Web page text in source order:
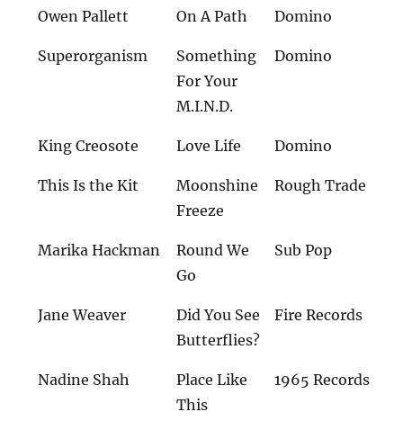
Owen Pallett On A Path Domino
Superorganism
Something
For Your
M.I.N.D.
Domino
King Creosote Love Life Domino
This Is the Kit
Moonshine
Freeze
Rough Trade
Marika Hackman
Round We
Go
Sub Pop
Jane Weaver
Did You See
Butterflies?
Fire Records
Nadine Shah
Place Like
This
1965 Records